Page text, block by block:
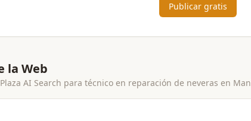
Publicar gratis
la Web
AI Search para técnico en reparación de neveras en